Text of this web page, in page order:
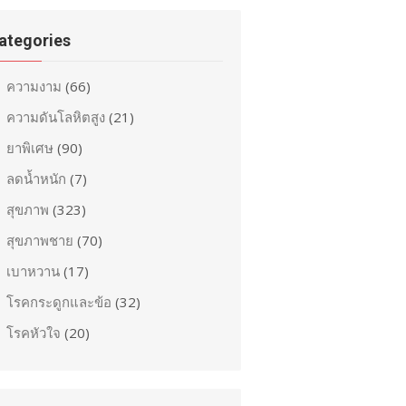
ความงาม (66)
ความดันโลหิตสูง (21)
ยาพิเศษ (90)
ลดน้ำหนัก (7)
สุขภาพ (323)
สุขภาพชาย (70)
เบาหวาน (17)
โรคกระดูกและข้อ (32)
โรคหัวใจ (20)